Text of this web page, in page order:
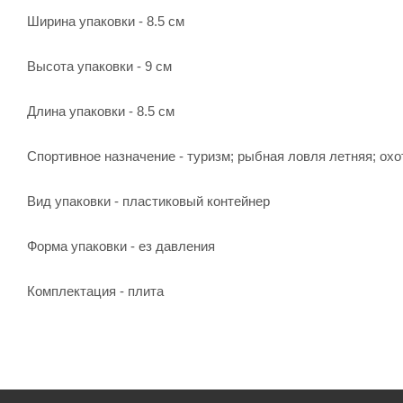
Ширина упаковки - 8.5 см
Высота упаковки - 9 см
Длина упаковки - 8.5 см
Спортивное назначение - туризм; рыбная ловля летняя;
Вид упаковки - пластиковый контейнер
Форма упаковки - ез давления
Комплектация - плита